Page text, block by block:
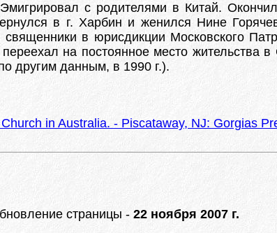
с родителями в Китай. Окончил
в г. Харбин и женился Нине
в юрисдикции Московского
на постоянное место жительства
другим данным, в 1990 г.).
in Australia. - Piscataway, NJ: Gorgias
страницы - 22 ноября 2007 г.